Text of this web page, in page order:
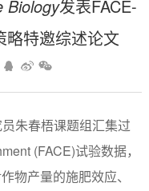
Biology发表FACE-
特邀综述论文
朱春梧课题组汇集过
(FACE)试验数据，
物产量的施肥效应、